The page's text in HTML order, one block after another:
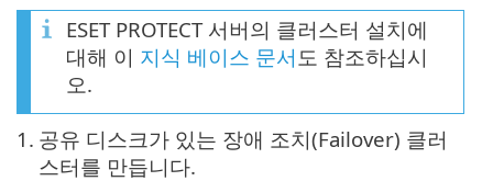
ESET PROTECT 서버의 클러스터 설치에
대해 이 지식 베이스 문서 도 참조하십시
오.
1. 공유 디스크가 있는 장애 조치(Failover) 클러
스터를 만듭니다.